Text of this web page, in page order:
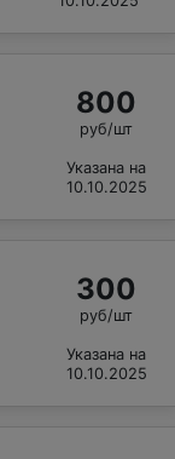
800
руб/шт
Указана на
10.10.2025
300
руб/шт
Указана на
10.10.2025